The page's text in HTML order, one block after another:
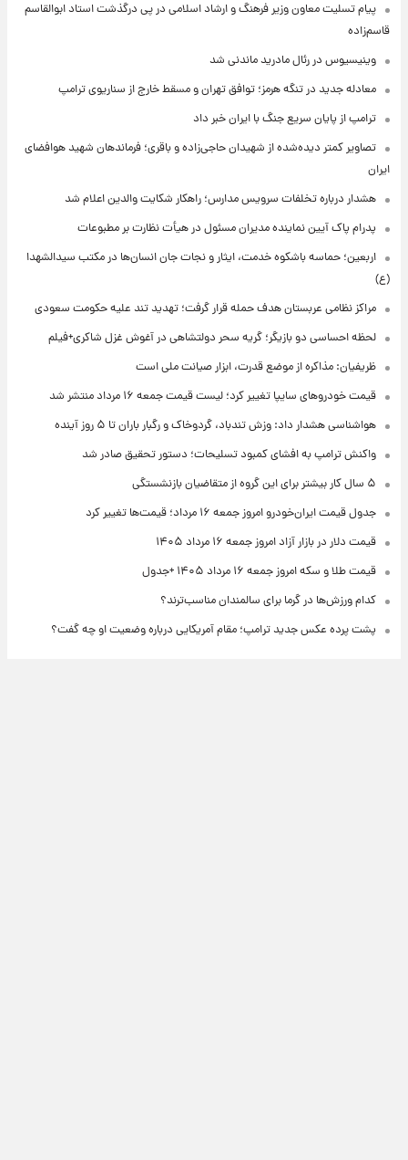
پیام تسلیت معاون وزیر فرهنگ و ارشاد اسلامی در پی درگذشت استاد ابوالقاسم
قاسم‌زاده
وینیسیوس در رئال مادرید ماندنی شد
معادله جدید در تنگه هرمز؛ توافق تهران و مسقط خارج از سناریوی ترامپ
ترامپ از پایان سریع جنگ با ایران خبر داد
تصاویر کمتر دیده‌شده از شهیدان حاجی‌زاده و باقری؛ فرماندهان شهید هوافضای
ایران
هشدار درباره تخلفات سرویس مدارس؛ راهکار شکایت والدین اعلام شد
پدرام پاک آیین نماینده مدیران مسئول در هیأت نظارت بر مطبوعات
اربعین؛ حماسه باشکوه خدمت، ایثار و نجات جان انسان‌ها در مکتب سیدالشهدا
(ع)
مراکز نظامی عربستان هدف حمله قرار گرفت؛ تهدید تند علیه حکومت سعودی
لحظه احساسی دو بازیگر؛ گریه سحر دولتشاهی در آغوش غزل شاکری+فیلم
ظریفیان: مذاکره از موضع قدرت، ابزار صیانت ملی است
قیمت خودروهای سایپا تغییر کرد؛ لیست قیمت جمعه ۱۶ مرداد منتشر شد
هواشناسی هشدار داد: وزش تندباد، گردوخاک و رگبار باران تا ۵ روز آینده
واکنش ترامپ به افشای کمبود تسلیحات؛ دستور تحقیق صادر شد
۵ سال کار بیشتر برای این گروه از متقاضیان بازنشستگی
جدول قیمت ایران‌خودرو امروز جمعه ۱۶ مرداد؛ قیمت‌ها تغییر کرد
قیمت دلار در بازار آزاد امروز جمعه ۱۶ مرداد ۱۴۰۵
قیمت طلا و سکه امروز جمعه ۱۶ مرداد ۱۴۰۵ +جدول
کدام ورزش‌ها در گرما برای سالمندان مناسب‌ترند؟
پشت پرده عکس جدید ترامپ؛ مقام آمریکایی درباره وضعیت او چه گفت؟